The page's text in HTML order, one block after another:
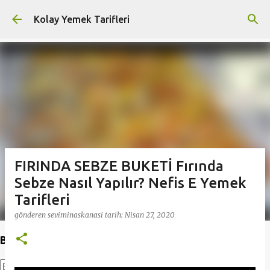
Ana içeriğe atla
Kolay Yemek Tarifleri
Bu Blogda Ara
FIRINDA SEBZE BUKETİ Fırında
Sebze Nasıl Yapılır? Nefis E Yemek
Tarifleri
gönderen seviminaskanasi tarih: Nisan 27, 2020